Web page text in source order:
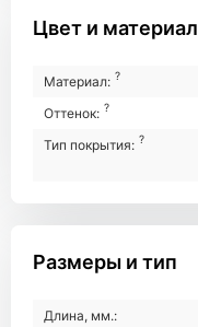
Цвет и материал
Материал: ?
Оттенок: ?
Тип покрытия: ?
Размеры и тип
Длина, мм.: